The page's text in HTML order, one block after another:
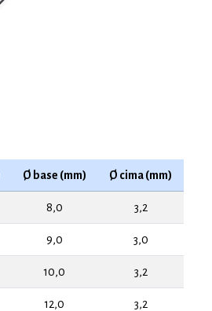
Ø base (mm) Ø cima (mm)
8,0 3,2
9,0 3,0
10,0 3,2
12,0 3,2